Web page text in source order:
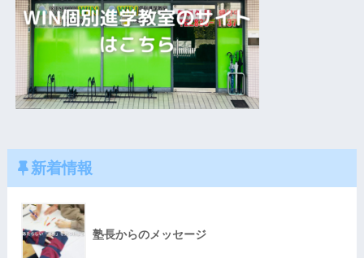
新着情報
塾長からのメッセージ